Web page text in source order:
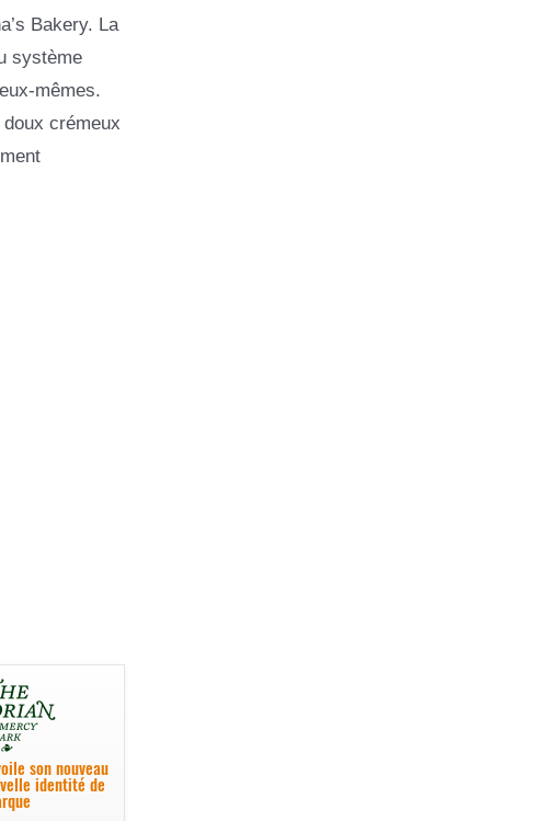
Bakery. La
système
mêmes.
crémeux
son nouveau
identité de